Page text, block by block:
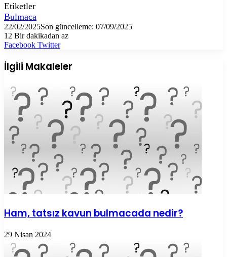
Etiketler
Bulmaca
22/02/2025Son güncelleme: 07/09/2025
12 Bir dakikadan az
Facebook TwitterLinkedIn
Tumblr
Pinterest
Reddit
VKontakte
E-
ile
paylaş
Yazdır
İlgili Makaleler
Ham, tatsız kavun bulmacada nedir?
29 Nisan 2024